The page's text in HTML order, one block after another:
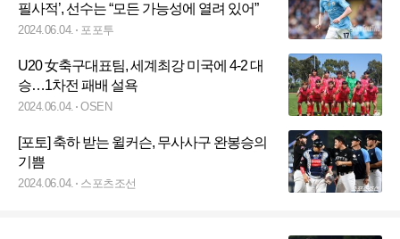
필사적’, 선수는 “모든 가능성에 열려 있어”
2024.06.04. 포포투
U20 女축구대표팀, 세계최강 미국에 4-2 대
승…1차전 패배 설욕
2024.06.04. OSEN
[포토] 축하 받는 윌커슨, 무사사구 완봉승의
기쁨
2024.06.04. 스포츠조선